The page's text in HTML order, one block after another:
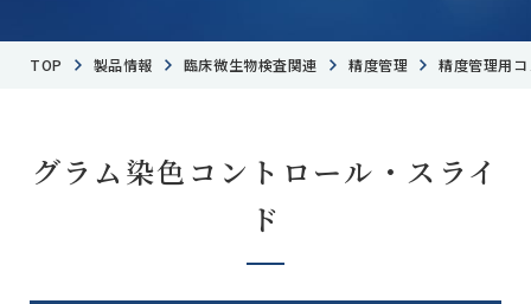
TOP 製品情報 臨床微生物検査関連 精度管理 精度管理用
グラム染色コントロール・スライ
ド